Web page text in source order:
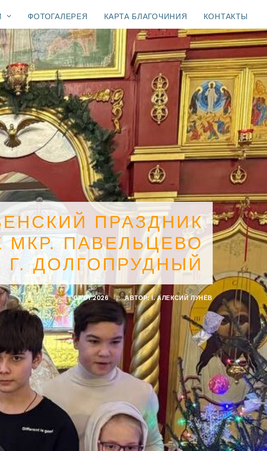
ФОТОГАЛЕРЕЯ КАРТА БЛАГОЧИНИЯ КОНТАКТЫ
ПРАЗДНИК
ПАВЕЛЬЦЕВО
Г. ДОЛГОПРУДНЫЙ
07.01.2026 | АВТОР:I. АЛЕКСИЙ ЛУНЁВ